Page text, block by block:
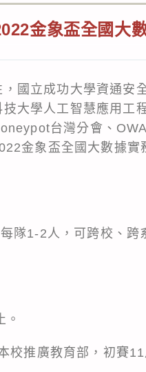
金象盃全國大
國立成功大學資通安
大學人工智慧應用工
台灣分會、
金象盃全國大數據
隊1-2人，可跨校、跨
校推廣教育部，初賽